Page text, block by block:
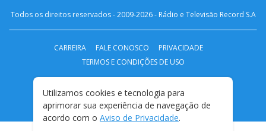
Todos os direitos reservados - 2009-2026- Rádio e Televisão Record S.A
CARREIRA FALE CONOSCO
PRIVACIDADE
TERMOS E CONDIÇÕES DE USO
Utilizamos cookies e tecnologia para
aprimorar sua experiência de navegação de
acordo com o Aviso de Privacidade.